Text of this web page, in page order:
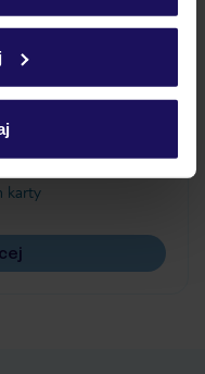
cookie znajdziesz
karty